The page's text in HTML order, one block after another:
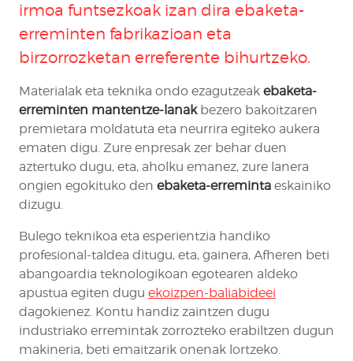
irmoa funtsezkoak izan dira ebaketa-
erreminten fabrikazioan eta
birzorrozketan erreferente bihurtzeko.
Materialak eta teknika ondo ezagutzeak ebaketa-
erreminten mantentze-lanakbezero bakoitzaren
premietara moldatuta eta neurrira egiteko aukera
ematen digu. Zure enpresak zer behar duen
aztertuko dugu, eta, aholku emanez, zure lanera
ongien egokituko den ebaketa-erreminta eskainiko
dizugu.
Bulego teknikoa eta esperientzia handiko
profesional-taldea ditugu, eta, gainera, Afheren beti
abangoardia teknologikoan egotearen aldeko
apustua egiten dugu ekoizpen-baliabideei
dagokienez. Kontu handiz zaintzen dugu
industriako erremintak zorrozteko erabiltzen dugun
makineria, beti emaitzarik onenak lortzeko.